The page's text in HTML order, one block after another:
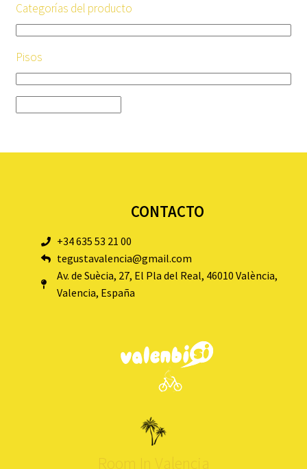
Categorías del producto
Pisos
CONTACTO
+34 635 53 21 00
tegustavalencia@gmail.com
Av. de Suècia, 27, El Pla del Real, 46010 València,
Valencia, España
Room In Valencia